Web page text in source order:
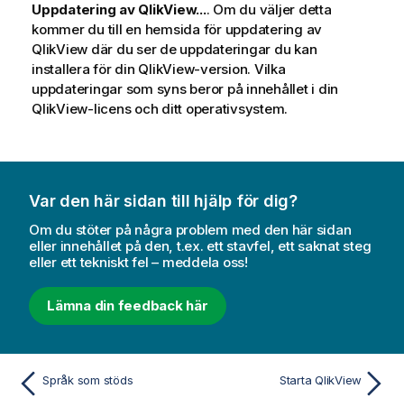
Uppdatering av QlikView.... Om du väljer detta
kommer du till en hemsida för uppdatering av
QlikView där du ser de uppdateringar du kan
installera för din QlikView-version. Vilka
uppdateringar som syns beror på innehållet i din
QlikView-licens och ditt operativsystem.
Var den här sidan till hjälp för dig?
Om du stöter på några problem med den här sidan
eller innehållet på den, t.ex. ett stavfel, ett saknat steg
eller ett tekniskt fel – meddela oss!
Lämna din feedback här
Språk som stöds Starta QlikView